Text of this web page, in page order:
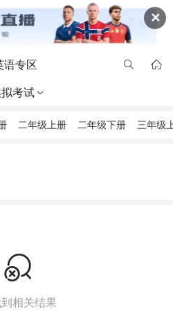
✕
语专区  
考试
二年级上册 二年级下册 三年级

相关结果